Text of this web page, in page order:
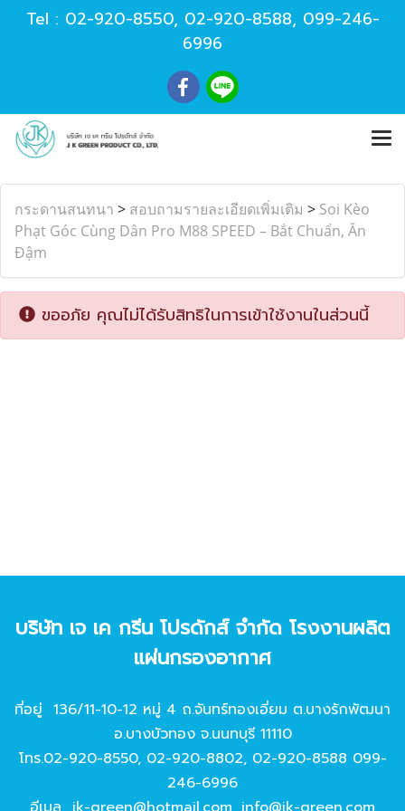
Tel : 02-920-8550, 02-920-8588, 099-246-
6996
กระดานสนทนา > สอบถามรายละเอียดเพิ่มเติม > Soi Kèo
Phạt Góc Cùng Dân Pro M88 SPEED – Bắt Chuẩn, Ăn
Đậm
ขออภัย คุณไม่ได้รับสิทธิในการเข้าใช้งานในส่วนนี้
บริษัท เจ เค กรีน โปรดักส์ จํากัด โรงงานผลิต
แผ่นกรองอากาศ
ที่อยู่ 136/11-10-12 หมู่ 4 ถ.จันทร์ทองเอี่ยม ต.บางรักพัฒนา
อ.บางบัวทอง จ.นนทบุรี 11110
โทร.02-920-8550, 02-920-8802, 02-920-8588 099-
246-6996